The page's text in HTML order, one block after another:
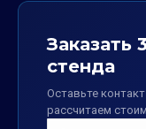
Заказать
стенда
Оставьте
рассчитаем